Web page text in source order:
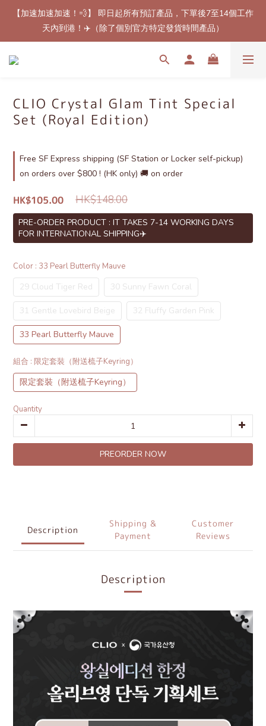
【最新免郵優惠！🚚】滿$800（折扣後總額）包順豐站或櫃自取
郵費！（只限香港地區）
【加速加速加速！💨】 即日起所有預訂產品，下單後7至14個工作
天內到港！✈️（除了個別官方特定發貨時間產品）
【最新免郵優惠！🚚】滿$800（折扣後總額）包順豐站或櫃自取
CLIO Crystal Glam Tint Special
Set (Royal Edition)
Free SF Express shipping (SF Station or Locker self-pickup)
on orders over $800 ! (HK only) 🚚 on order
HK$105.00 HK$148.00
PRE-ORDER PRODUCT : IT TAKES 7-14 WORKING DAYS
FOR INTERNATIONAL SHIPPING✈️
Color : 33 Pearl Butterfly Mauve
29 Cloud Tiger Red 30 Sunny Fawn Coral
31 Gentle Lovebird Beige 32 Fluffy Garden Pink
33 Pearl Butterfly Mauve
組合 : 限定套裝（附送梳子Keyring）
限定套裝（附送梳子Keyring）
Quantity
PREORDER NOW
Description
Shipping &
Payment
Customer
Reviews
Description